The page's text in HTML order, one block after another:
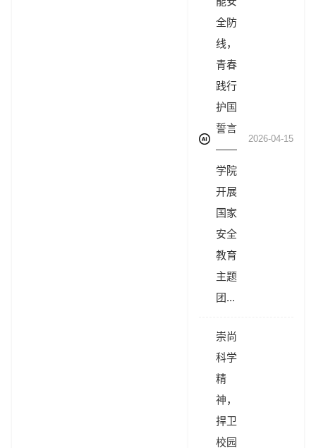
全防
线，
青春
践行
护国
誓言
——
学院
开展
国家
安全
教育
主题
团...
2026-04-15
崇尚
科学
精
神，
捍卫
校园